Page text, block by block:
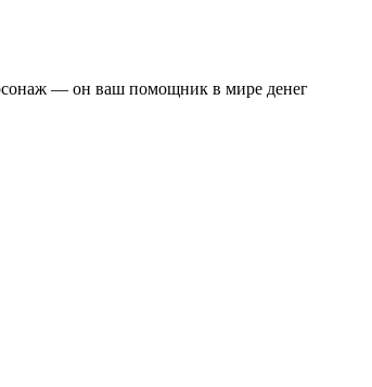
— он ваш помощник в мире денег